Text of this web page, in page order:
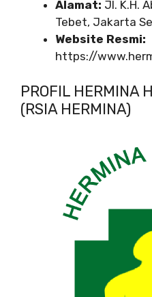
Alamat: Jl. K.H.
Tebet, Jakarta
Website Resmi:
https://
PROFIL HERMINA
(RSIA HERMINA)